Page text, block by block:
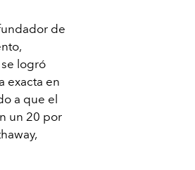
de
logró
exacta en
a que el
un 20 por